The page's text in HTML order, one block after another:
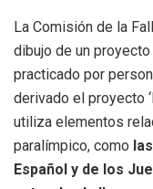
La Comisión de la
dibujo de un
practicado por
derivado el proyecto
utiliza elementos
paralímpico, como
Español y de los